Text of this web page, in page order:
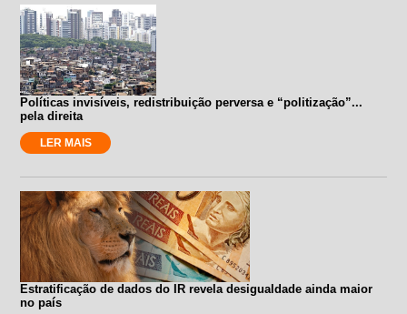
Políticas invisíveis, redistribuição perversa e “politização”...
pela direita
LER MAIS
Estratificação de dados do IR revela desigualdade ainda maior
no país